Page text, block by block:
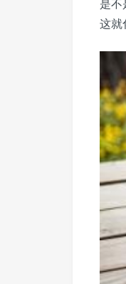
是不
这就